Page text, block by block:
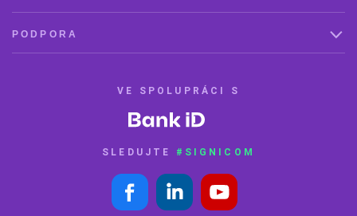
PODPORA
VE SPOLUPRÁCI S
SLEDUJTE #SIGNICOM